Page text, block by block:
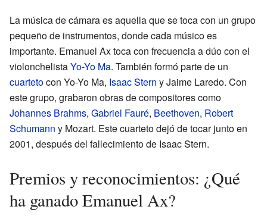
La música de cámara es aquella que se toca con un grupo
pequeño de instrumentos, donde cada músico es
importante. Emanuel Ax toca con frecuencia a dúo con el
violonchelistaYo-Yo Ma. También formó parte de un
cuartetocon Yo-Yo Ma, Isaac Stern y Jaime Laredo. Con
este grupo, grabaron obras de compositores como
Johannes Brahms, Gabriel Fauré, Beethoven, Robert
Schumann y Mozart. Este cuarteto dejó de tocar junto en
2001, después del fallecimiento de Isaac Stern.
Premios y reconocimientos: ¿Qué
ha ganado Emanuel Ax?